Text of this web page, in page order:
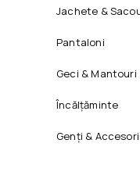
Jachete &
Pantaloni
Geci & Mantouri
Încălțăminte
Genți &